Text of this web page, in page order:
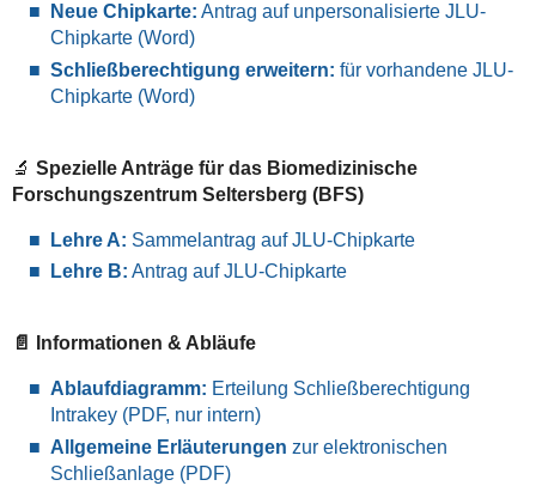
Neue Chipkarte: Antrag auf unpersonalisierte JLU-
Chipkarte (Word)
Schließberechtigung erweitern: für vorhandene JLU-
Chipkarte (Word)
🔬 Spezielle Anträge für das Biomedizinische
Forschungszentrum Seltersberg (BFS)
Lehre A: Sammelantrag auf JLU-Chipkarte
Lehre B: Antrag auf JLU-Chipkarte
📄 Informationen & Abläufe
Ablaufdiagramm: Erteilung Schließberechtigung
Intrakey (PDF, nur intern)
Allgemeine Erläuterungen zur elektronischen
Schließanlage (PDF)